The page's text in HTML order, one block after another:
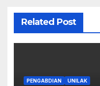
Related Post
PENGABDIAN UNILAK